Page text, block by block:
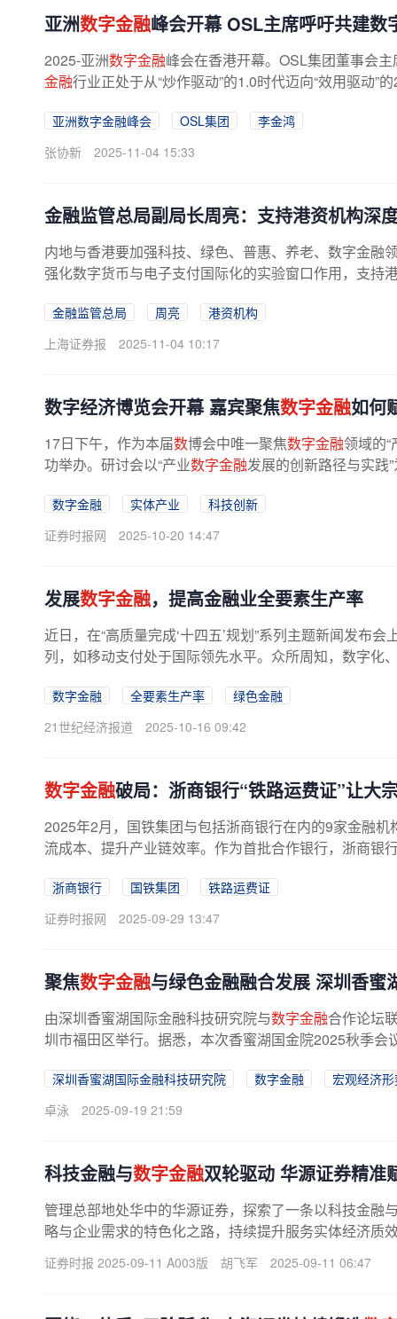
亚洲数字金融峰会开幕 OSL主席呼吁共建数
2025-亚洲数字金融峰会在香港开幕。OSL集团董事会
金融行业正处于从“炒作驱动”的1.0时代迈向“效用驱动”
亚洲数字金融峰会 OSL集团
李金鸿
张协新
2025-11-04 15:33
金融监管总局副局长周亮：支持港资机构深
内地与香港要加强科技、绿色、普惠、养老、数字金融
强化数字货币与电子支付国际化的实验窗口作用，支持
金融监管总局 周亮
港资机构
上海证券报
2025-11-04 10:17
数字经济博览会开幕 嘉宾聚焦数字金融如何
17日下午，作为本届数博会中唯一聚焦数字金融领域的“
功举办。研讨会以“产业数字金融发展的创新路径与实践
数字金融 实体产业
科技创新
证券时报网
2025-10-20 14:47
发展数字金融，提高金融业全要素生产率
近日，在“高质量完成‘十四五’规划”系列主题新闻发布
列，如移动支付处于国际领先水平。众所周知，数字化
数字金融 全要素生产率
绿色金融
21世纪经济报道
2025-10-16 09:42
数字金融破局：浙商银行“铁路运费证”让大
2025年2月，国铁集团与包括浙商银行在内的9家金融机
流成本、提升产业链效率。作为首批合作银行，浙商银
浙商银行 国铁集团
铁路运费证
证券时报网
2025-09-29 13:47
聚焦数字金融与绿色金融融合发展 深圳香蜜
由深圳香蜜湖国际金融科技研究院与数字金融合作论坛
圳市福田区举行。据悉，本次香蜜湖国金院2025秋季会
深圳香蜜湖国际金融科技研究院 数字金融
宏观经济
卓泳
2025-09-19 21:59
科技金融与数字金融双轮驱动 华源证券精准
管理总部地处华中的华源证券，探索了一条以科技金融
略与企业需求的特色化之路，持续提升服务实体经济质
商，华源证券一方面依托武汉金控...
证券时报 2025-09-11 A003版 胡飞军 2025-09-11 06:47